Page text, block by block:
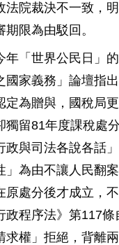
法院裁決不一致，
限為由駁回。
年「世界公民日」
國家義務」論壇指
定為贈與，國稅局
獨留81年度課稅處
政與司法各說各話
」為由不讓人民翻
原處分後才成立，
政程序法》第117
權」拒絕，背離兩